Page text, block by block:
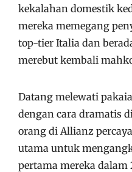
kekalahan domestik
mereka memegang
top-tier Italia dan
merebut kembali
Datang melewati
dengan cara dramatis
orang di Allianz
utama untuk
pertama mereka dalam